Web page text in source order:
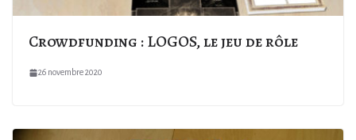
Crowdfunding : LOGOS, le jeu de rôle
26 novembre 2020